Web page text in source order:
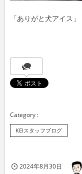
「ありがと犬アイス」
KEIスタッフブログ
2024年8月30日